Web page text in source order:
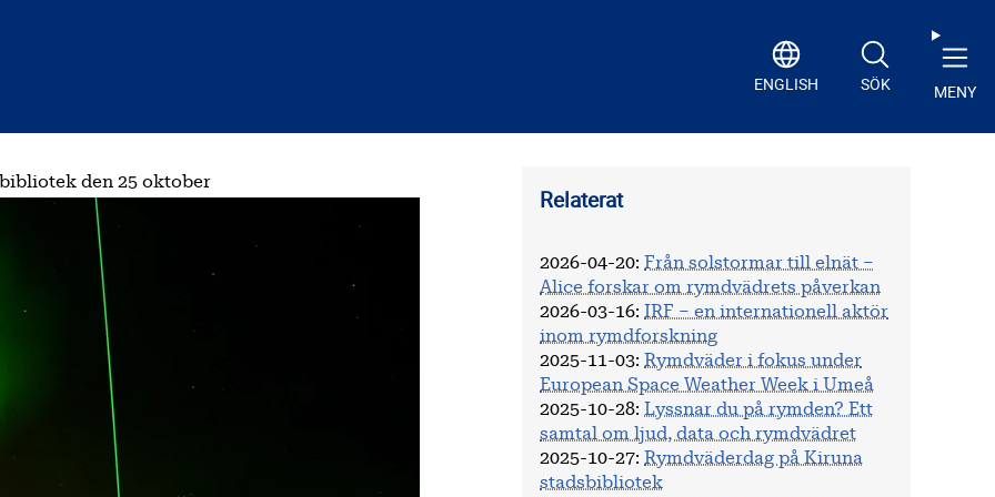
ENGLISH SÖK MENY
den 25 oktober
Relaterat
2026-04-20: Från solstormar till elnät –
Alice forskar om rymdvädrets påverkan
2026-03-16:
IRF – en internationell aktör
inom rymdforskning
2025-11-03: Rymdväder i fokus under
European Space Weather Week i Umeå
2025-10-28:
Lyssnar du på rymden? Ett
samtal om ljud, data och rymdvädret
2025-10-27: Rymdväderdag på Kiruna
stadsbibliotek